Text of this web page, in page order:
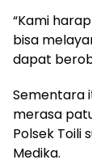
“Kami
bisa
dapat
Sementara
merasa
Polsek Toili
Medika.